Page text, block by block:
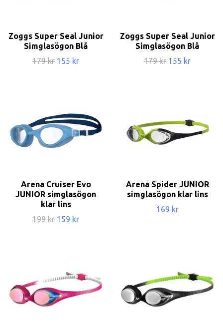
Zoggs Super Seal Junior
Simglasögon Blå
179 kr 155 kr
Zoggs Super Seal Junior
Simglasögon Blå
179 kr 155 kr
Arena Cruiser Evo
JUNIOR simglasögon
klar lins
199 kr 159 kr
Arena Spider JUNIOR
simglasögon klar lins
169 kr